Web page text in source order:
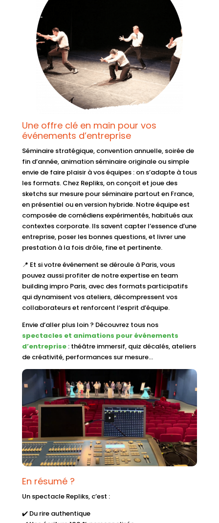
Une offre clé en main pour vos
événements d’entreprise
Séminaire stratégique, convention annuelle, soirée de
fin d’année, animation séminaire originale ou simple
envie de faire plaisir à vos équipes : on s’adapte à tous
les formats. Chez Repliks, on conçoit et joue des
sketchs sur mesure pour séminaire partout en France,
en présentiel ou en version hybride. Notre équipe est
composée de comédiens expérimentés, habitués aux
contextes corporate. Ils savent capter l’essence d’une
entreprise, poser les bonnes questions, et livrer une
prestation à la fois drôle, fine et pertinente.
📍 Et si votre événement se déroule à Paris, vous
pouvez aussi profiter de notre expertise en team
building impro Paris, avec des formats participatifs
qui dynamisent vos ateliers, décompressent vos
collaborateurs et renforcent l’esprit d’équipe.
Envie d’aller plus loin ? Découvrez tous nos
spectacles et animations pour événements
d’entreprise: théâtre immersif, quiz décalés, ateliers
de créativité, performances sur mesure…
En résumé ?
Un spectacle Repliks, c’est :
✔️ Du rire authentique